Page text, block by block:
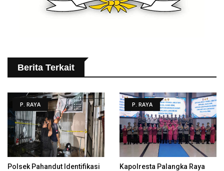
Berita Terkait
P. RAYA
Polsek Pahandut Identifikasi
P. RAYA
Kapolresta Palangka Raya